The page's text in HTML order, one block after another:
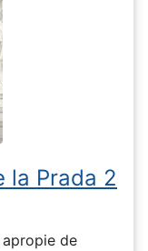
la Prada 2
apropie de